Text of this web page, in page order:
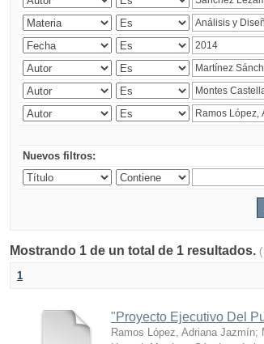
Nuevos filtros:
Mostrando 1 de un total de 1 resultados.
1
"Proyecto Ejecutivo Del
Ramos López, Adriana Jazmín;